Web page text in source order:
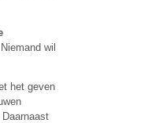
wil
het geven